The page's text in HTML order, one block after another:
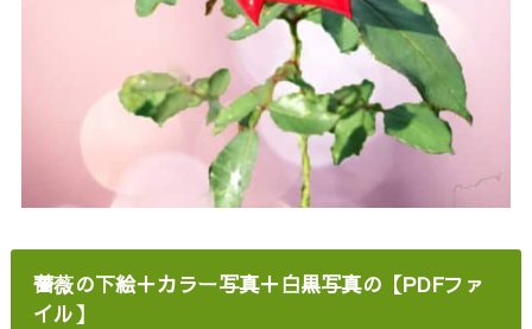
薔薇の下絵＋カラー写真＋白黒写真の【PDFファ
イル】